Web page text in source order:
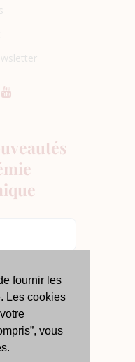
fournir les
Les cookies
vous